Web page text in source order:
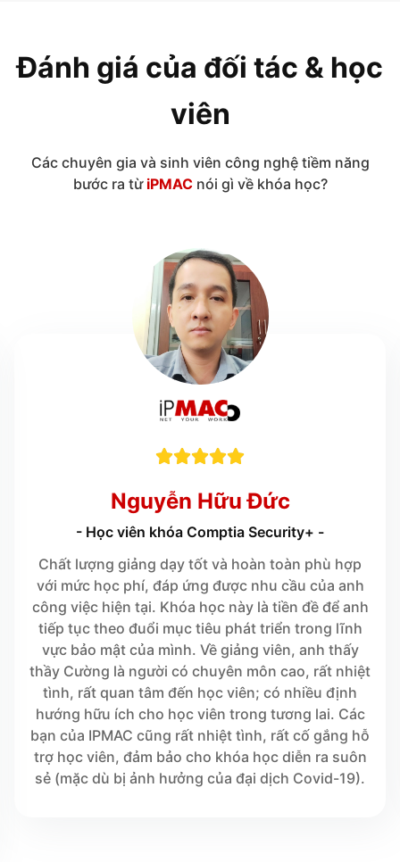
Đánh giá của đối tác & học
viên
Các chuyên gia và sinh viên công nghệ tiềm năng
bước ra từ iPMACnói gì về khóa học?

Nguyễn Hữu Đức
- Học viên khóa Comptia Security+ -
Chất lượng giảng dạy tốt và hoàn toàn phù hợp
với mức học phí, đáp ứng được nhu cầu của anh
công việc hiện tại. Khóa học này là tiền đề để anh
tiếp tục theo đuổi mục tiêu phát triển trong lĩnh
vực bảo mật của mình. Về giảng viên, anh thấy
thầy Cường là người có chuyên môn cao, rất nhiệt
tình, rất quan tâm đến học viên; có nhiều định
hướng hữu ích cho học viên trong tương lai. Các
bạn của IPMAC cũng rất nhiệt tình, rất cố gắng hỗ
trợ học viên, đảm bảo cho khóa học diễn ra suôn
sẻ (mặc dù bị ảnh hưởng của đại dịch Covid-19).